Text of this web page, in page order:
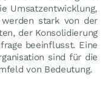
Umsatzentwicklung,
stark von der
der Konsolidierung
beeinflusst. Eine
sind für die
von Bedeutung.